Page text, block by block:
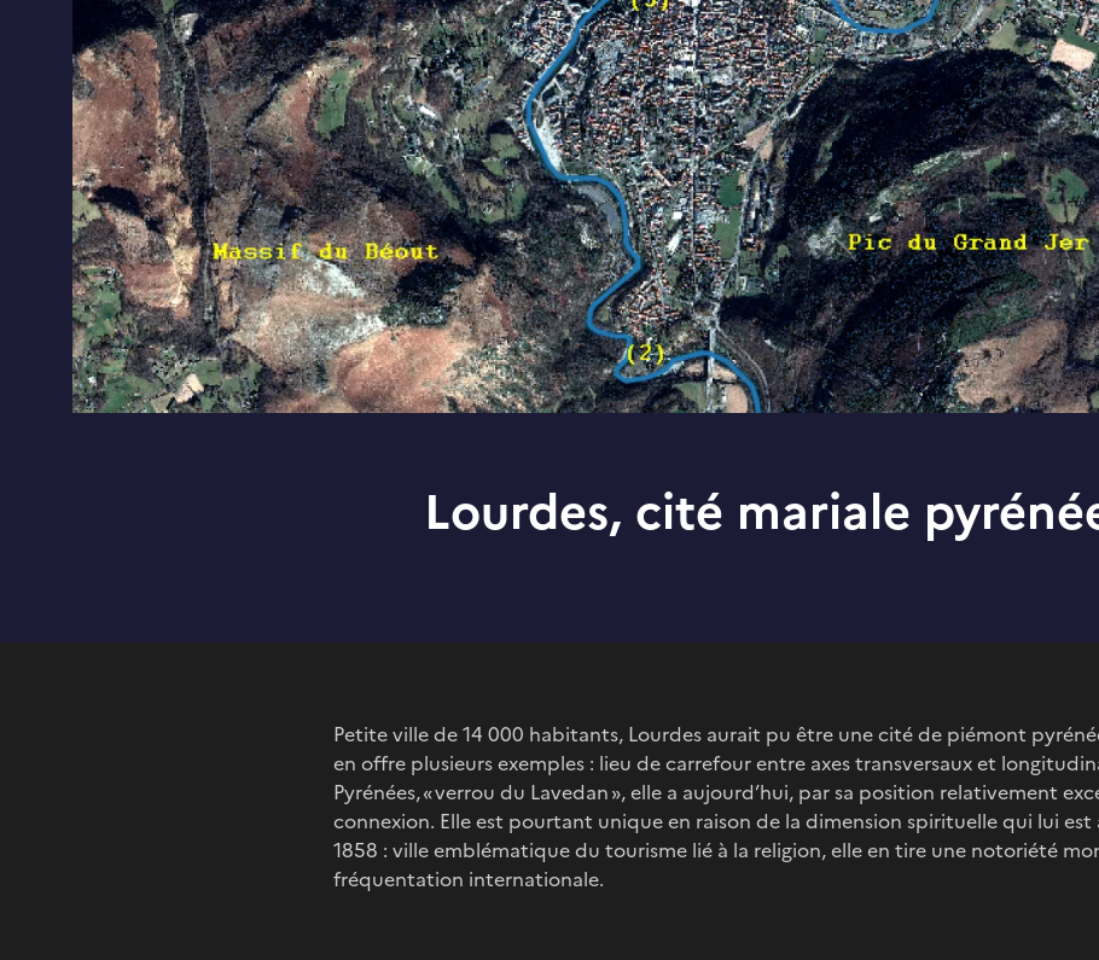
Lourdes, cité mariale
Petite ville de 14 000 habitants, Lourdes aurait pu être une cité de piémont
en offre plusieurs exemples : lieu de carrefour entre axes transversaux et
Pyrénées, « verrou du Lavedan », elle a aujourd’hui, par sa position relativement
connexion. Elle est pourtant unique en raison de la dimension spirituelle qui lui
1858 : ville emblématique du tourisme lié à la religion, elle en tire une notoriété
fréquentation internationale.